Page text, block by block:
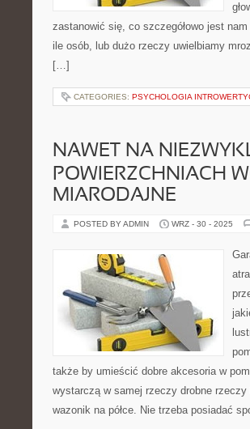
zastanowić się, co szczegółowo jest
ile osób, lub dużo rzeczy uwielbiamy
[…]
CATEGORIES: PSYCHOLOGIA
NAWET NA
POWIERZCHNIACH
MIARODAJNE
POSTED BY ADMIN WRZ - 30 - 2025
także by umieścić dobre akcesoria w
wystarczą w samej rzeczy drobne
wazonik na półce. Nie trzeba posiadać